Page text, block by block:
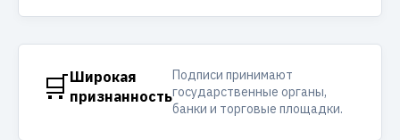
🛒Широкая
признанность
Подписи принимают
государственные органы,
банки и торговые площадки.